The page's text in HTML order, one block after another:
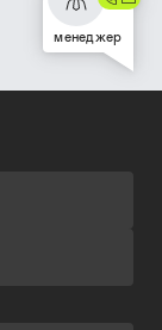
менеджер